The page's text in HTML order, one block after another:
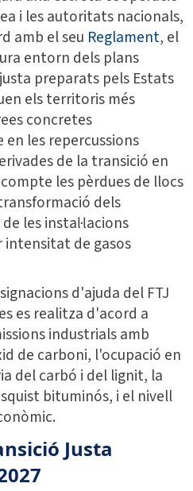
i les autoritats nacionals,
amb el seu Reglament, el
entorn dels plans
preparats pels Estats
els territoris més
concretes
les repercussions
de la transició en
les pèrdues de llocs
dels
les instal·lacions
intensitat de gasos
d'ajuda del FTJ
es realitza d'acord a
industrials amb
de carboni, l'ocupació en
del carbó i del lignit, la
bituminós, i el nivell
Justa